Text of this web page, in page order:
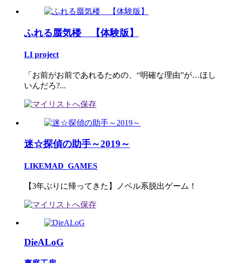
ふれる蜃気楼 【体験版】
LI project
「お前がお前であれるための、“明確な理由”が…ほし
いんだろ?...
迷☆探偵の助手～2019～
LIKEMAD_GAMES
【3年ぶりに帰ってきた】ノベル系脱出ゲーム！
DieALoG